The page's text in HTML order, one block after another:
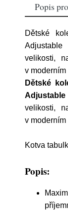
Popis
Dětské
velikosti,
v
Dětské
Adjustable
velikosti,
v
Kotva
Popis: